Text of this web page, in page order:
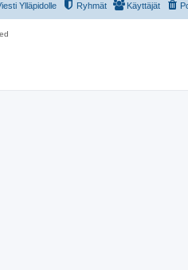
Käyttäjät
Ryhmät
Ylläpidolle